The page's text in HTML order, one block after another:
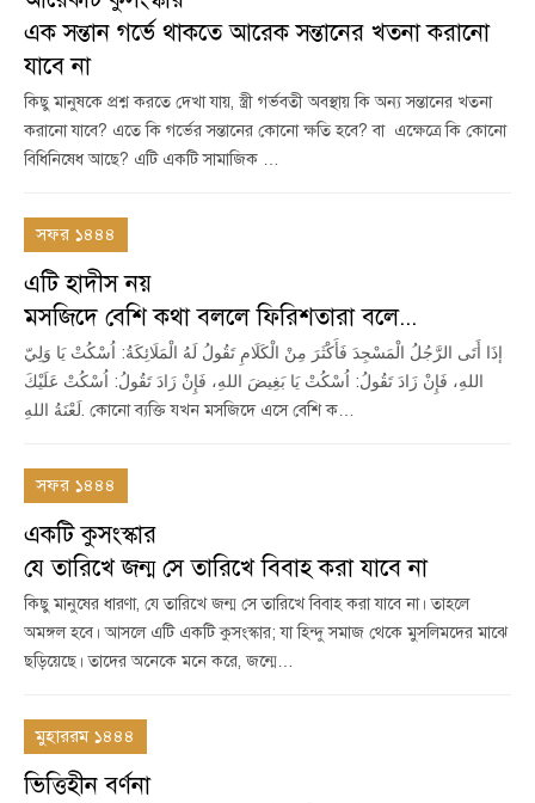
এক সন্তান গর্ভে থাকতে আরেক সন্তানের খতনা করানো
যাবে না
কিছু মানুষকে প্রশ্ন করতে দেখা যায়, স্ত্রী গর্ভবতী অবস্থায় কি অন্য সন্তানের খতনা
করানো যাবে? এতে কি গর্ভের সন্তানের কোনো ক্ষতি হবে? বা এক্ষেত্রে কি কোনো
বিধিনিষেধ আছে? এটি একটি সামাজিক …
সফর ১৪৪৪
এটি হাদীস নয়
মসজিদে বেশি কথা বললে ফিরিশতারা বলে...
إذَا أَتَى الرَّجُلُ الْمَسْجِدَ فَأَكْثَرَ مِنْ الْكَلَامِ تَقُولُ لَهُ الْمَلَائِكَةُ: اُسْكُتْ يَا وَلِيّ
اللهِ، فَإِنْ زَادَ تَقُولُ: اُسْكُتْ يَا بَغِيضَ اللهِ، فَإِنْ زَادَ تَقُولُ: اُسْكُتْ عَلَيْكَ
لَعْنَةُ اللهِ. কোনো ব্যক্তি যখন মসজিদে এসে বেশি ক…
সফর ১৪৪৪
একটি কুসংস্কার
যে তারিখে জন্ম সে তারিখে বিবাহ করা যাবে না
কিছু মানুষের ধারণা, যে তারিখে জন্ম সে তারিখে বিবাহ করা যাবে না। তাহলে
অমঙ্গল হবে। আসলে এটি একটি কুসংস্কার; যা হিন্দু সমাজ থেকে মুসলিমদের মাঝে
ছড়িয়েছে। তাদের অনেকে মনে করে, জন্মে…
মুহাররম ১৪৪৪
ভিত্তিহীন বর্ণনা